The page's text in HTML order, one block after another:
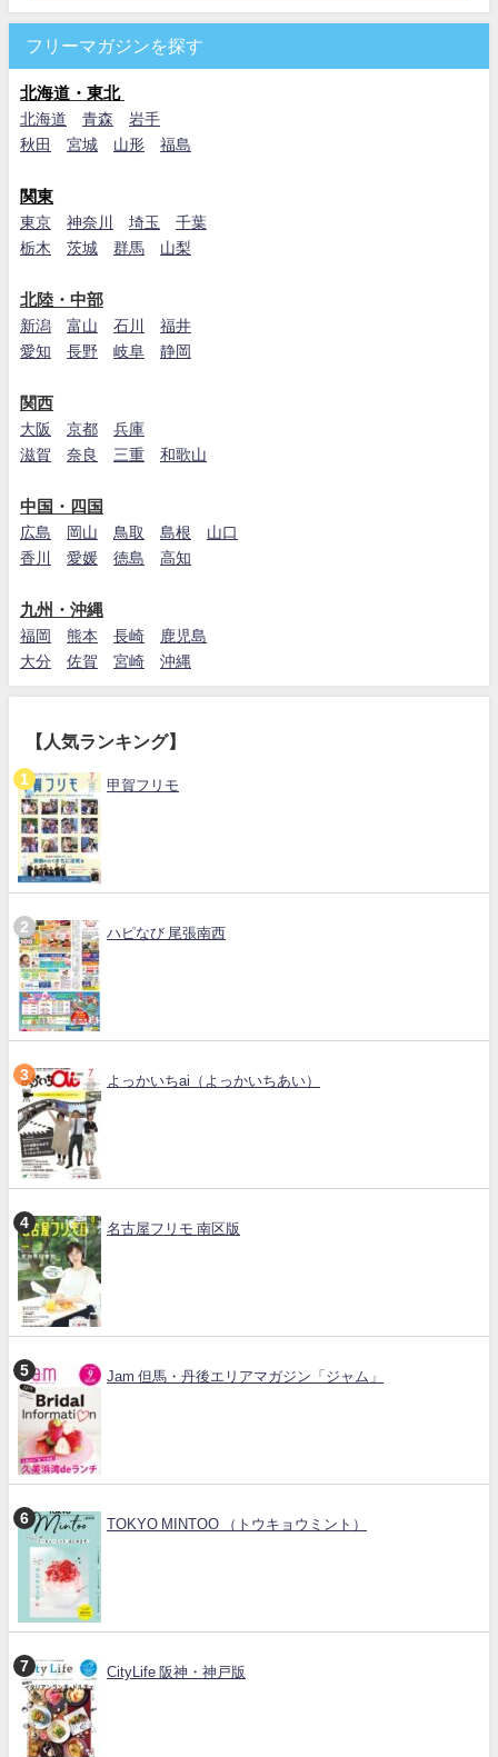
フリーマガジンを探す
北海道・東北
北海道 青森
岩手
秋田
宮城 山形 福島
関東
東京 神奈川 埼玉
千葉
栃木
茨城 群馬 山梨
北陸・中部
新潟 富山 石川
福井
愛知
長野 岐阜 静岡
関西
大阪 京都
兵庫
滋賀
奈良 三重 和歌山
中国・四国
広島 岡山 鳥取 島根
山口
香川
愛媛 徳島 高知
九州・沖縄
福岡 熊本 長崎
鹿児島
大分
佐賀 宮崎 沖縄
【人気ランキング】
甲賀フリモ
ハピなび 尾張南西
よっかいちai（よっかいちあい）
名古屋フリモ 南区版
Jam 但馬・丹後エリアマガジン「ジャム」
TOKYO MINTOO （トウキョウミント）
CityLife 阪神・神戸版